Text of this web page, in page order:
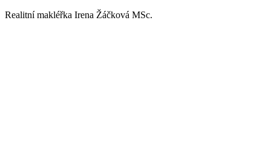
Realitní makléřka Irena Žáčková MSc.